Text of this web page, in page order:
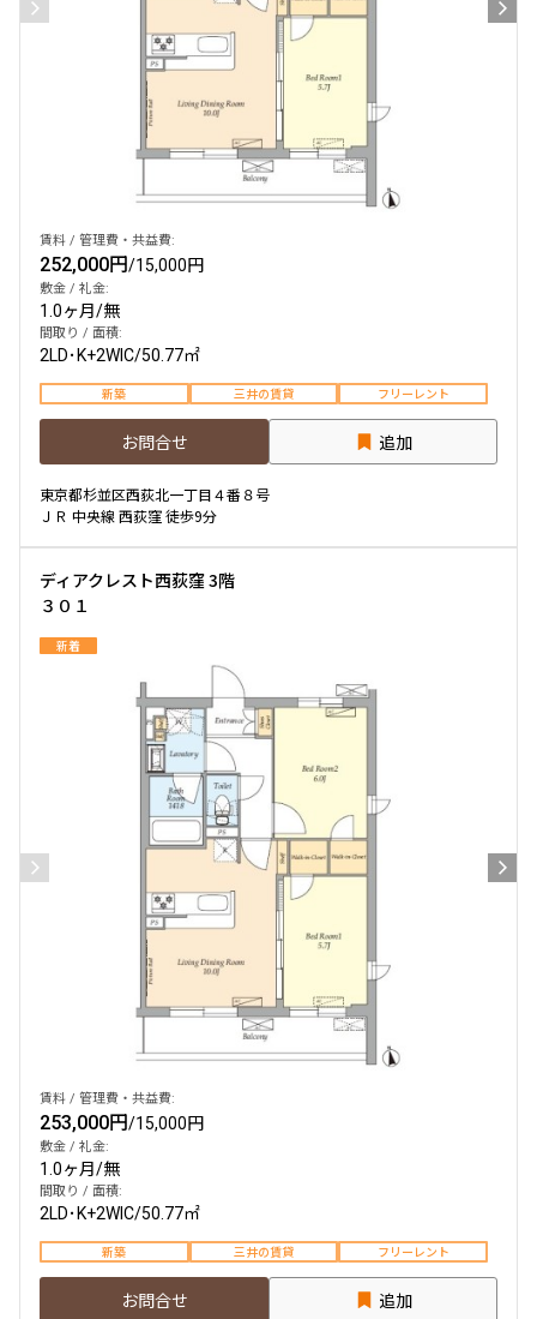
賃料 / 管理費・共益費:
252,000円/15,000円
敷金 / 礼金:
1.0ヶ月/無
間取り / 面積:
2LD･K+2WIC/50.77㎡
新築 三井の賃貸 フリーレント
お問合せ 追加
東京都杉並区西荻北一丁目４番８号
ＪＲ 中央線 西荻窪 徒歩9分
ディアクレスト西荻窪 3階
３０１
新着
賃料 / 管理費・共益費:
253,000円/15,000円
敷金 / 礼金:
1.0ヶ月/無
間取り / 面積:
2LD･K+2WIC/50.77㎡
新築 三井の賃貸 フリーレント
お問合せ 追加